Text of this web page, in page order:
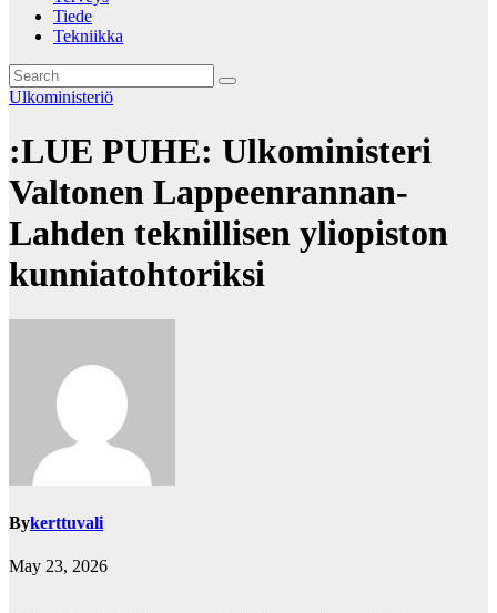
Tiede
Tekniikka
Ulkoministeriö
:LUE PUHE: Ulkoministeri
Valtonen Lappeenrannan-
Lahden teknillisen yliopiston
kunniatohtoriksi
Bykerttuvali
May 23, 2026